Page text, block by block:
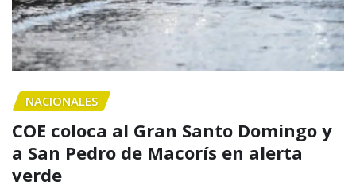
NACIONALES
COE coloca al Gran Santo Domingo y
a San Pedro de Macorís en alerta
verde